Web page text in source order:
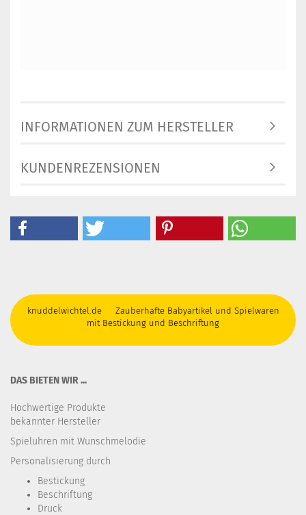
INFORMATIONEN ZUM HERSTELLER
KUNDENREZENSIONEN
knuddelwichtel.de Zauberhafte Babyartikel und Spielwaren
mit Bestickung und Beschriftung
DAS BIETEN WIR ...
Hochwertige Produkte
bekannter Hersteller
Spieluhren mit Wunschmelodie
Personalisierung durch
Bestickung​
Beschriftung
Druck